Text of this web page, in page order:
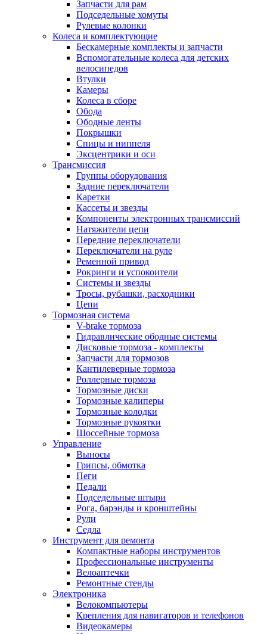
Запчасти для рам
Подседельные хомуты
Рулевые колонки
Колеса и комплектующие
Бескамерные комплекты и запчасти
Вспомогательные колеса для детских
велосипедов
Втулки
Камеры
Колеса в сборе
Обода
Ободные ленты
Покрышки
Спицы и ниппеля
Эксцентрики и оси
Трансмиссия
Группы оборудования
Задние переключатели
Каретки
Кассеты и звезды
Компоненты электронных трансмиссий
Натяжители цепи
Передние переключатели
Переключатели на руле
Ременной привод
Рокринги и успокоители
Системы и звезды
Тросы, рубашки, расходники
Цепи
Тормозная система
V-brake тормоза
Гидравлические ободные системы
Дисковые тормоза - комплекты
Запчасти для тормозов
Кантилеверные тормоза
Роллерные тормоза
Тормозные диски
Тормозные калиперы
Тормозные колодки
Тормозные рукоятки
Шоссейные тормоза
Управление
Выносы
Грипсы, обмотка
Пеги
Педали
Подседельные штыри
Рога, барэнды и кронштейны
Рули
Седла
Инструмент для ремонта
Компактные наборы инструментов
Профессиональные инструменты
Велоаптечки
Ремонтные стенды
Электроника
Велокомпьютеры
Крепления для навигаторов и телефонов
Видеокамеры